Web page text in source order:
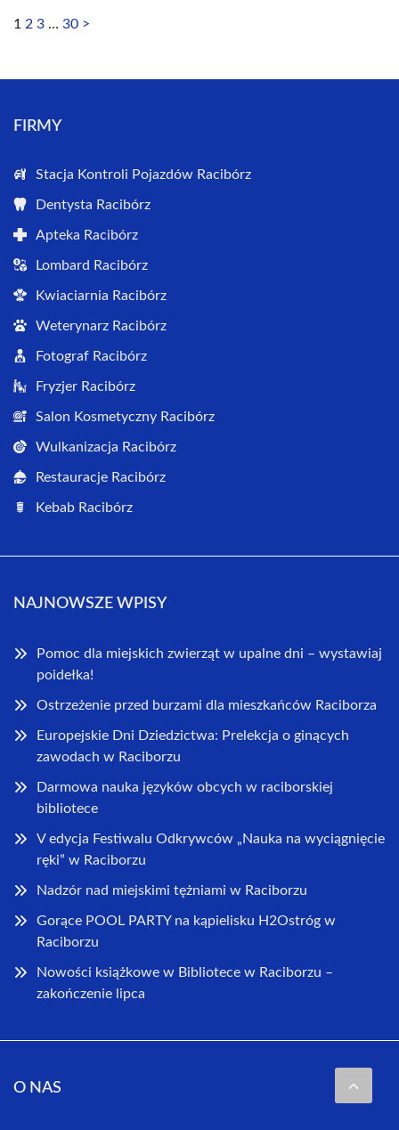
1 2 3 … 30 >
FIRMY
Stacja Kontroli Pojazdów Racibórz
Dentysta Racibórz
Apteka Racibórz
Lombard Racibórz
Kwiaciarnia Racibórz
Weterynarz Racibórz
Fotograf Racibórz
Fryzjer Racibórz
Salon Kosmetyczny Racibórz
Wulkanizacja Racibórz
Restauracje Racibórz
Kebab Racibórz
NAJNOWSZE WPISY
Pomoc dla miejskich zwierząt w upalne dni – wystawiaj
poidełka!
Ostrzeżenie przed burzami dla mieszkańców Raciborza
Europejskie Dni Dziedzictwa: Prelekcja o ginących
zawodach w Raciborzu
Darmowa nauka języków obcych w raciborskiej
bibliotece
V edycja Festiwalu Odkrywców „Nauka na wyciągnięcie
ręki” w Raciborzu
Nadzór nad miejskimi tężniami w Raciborzu
Gorące POOL PARTY na kąpielisku H2Ostróg w
Raciborzu
Nowości książkowe w Bibliotece w Raciborzu –
zakończenie lipca
O NAS